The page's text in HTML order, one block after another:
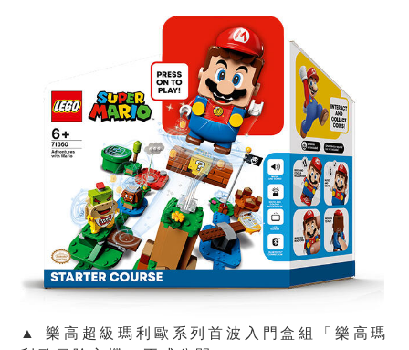
▲ 樂高超級瑪利歐系列首波入門盒組「樂高瑪